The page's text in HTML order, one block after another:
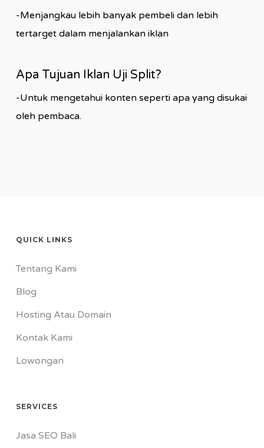
-Menjangkau lebih banyak pembeli dan lebih
tertarget dalam menjalankan iklan
Apa Tujuan Iklan Uji Split?
-Untuk mengetahui konten seperti apa yang disukai
oleh pembaca.
QUICK LINKS
Tentang Kami
Blog
Hosting Atau Domain
Kontak Kami
Lowongan
SERVICES
Jasa SEO Bali